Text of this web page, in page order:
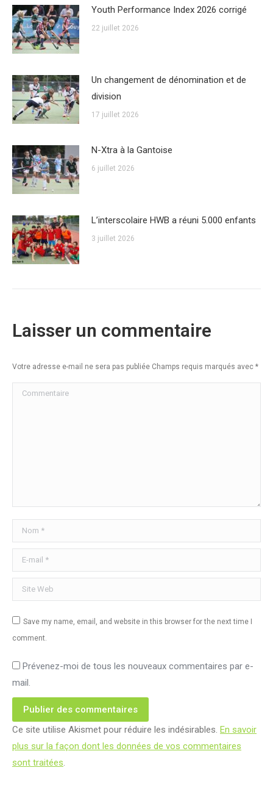
Youth Performance Index 2026 corrigé
22 juillet 2026
Un changement de dénomination et de
division
17 juillet 2026
N-Xtra à la Gantoise
6 juillet 2026
L’interscolaire HWB a réuni 5.000 enfants
3 juillet 2026
Laisser un commentaire
Votre adresse e-mail ne sera pas publiée Champs requis marqués avec *
Commentaire
Nom *
E-mail *
Site Web
Save my name, email, and website in this browser for the next time I
comment.
Prévenez-moi de tous les nouveaux commentaires par e-
mail.
Publier des commentaires
Ce site utilise Akismet pour réduire les indésirables. En savoir
plus sur la façon dont les données de vos commentaires
sont traitées.